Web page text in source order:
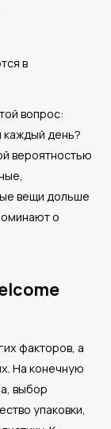
в
вопрос:
каждый день?
вероятностью
вещи дольше
о
факторов, а
На конечную
выбор
упаковки,